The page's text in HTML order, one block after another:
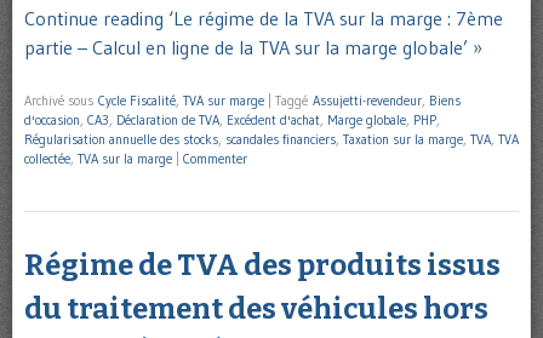
Continue reading ‘Le régime de la TVA sur la marge : 7ème
partie – Calcul en ligne de la TVA sur la marge globale’ »
Archivé sous Cycle Fiscalité, TVA sur marge Taggé Assujetti-revendeur, Biens
d'occasion, CA3, Déclaration de TVA, Excédent d'achat, Marge globale, PHP,
Régularisation annuelle des stocks, scandales financiers, Taxation sur la marge, TVA, TVA
collectée, TVA sur la marge Commenter
Régime de TVA des produits issus
du traitement des véhicules hors